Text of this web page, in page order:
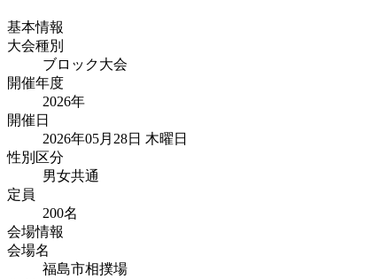
基本情報
大会種別
ブロック大会
開催年度
2026年
開催日
2026年05月28日 木曜日
性別区分
男女共通
定員
200名
会場情報
会場名
福島市相撲場